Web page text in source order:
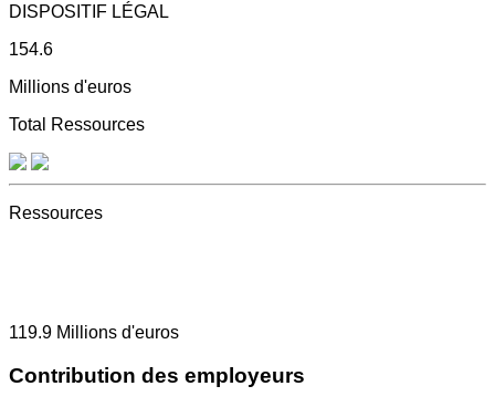
DISPOSITIF LÉGAL
154.6
Millions d'euros
Total Ressources
Ressources
119.9 Millions d'euros
Contribution des employeurs